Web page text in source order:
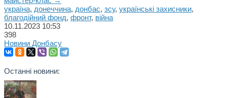
україна, донеччина, донбас, зсу, українські захисники,
благодійний фонд, фронт, війна
10.11.2023 10:53
398
Новини Донбасу
Останні новини: